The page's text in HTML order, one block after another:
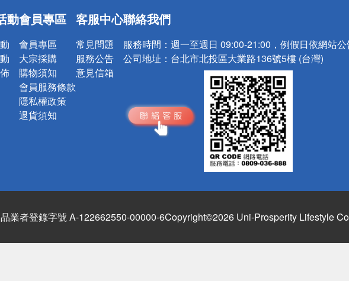
詐騙網頁！請小心！
動會員專區
會員專區
大宗採購
購物須知
會員服務條款
隱私權政策
退貨須知
客服中心
常見問題
服務公告
意見信箱
聯絡我們
服務時間： 週一至週日 09:00-21:00，例假日依網站
公司地址： 台北市北投區大業路136號5樓 (台灣)
業者登錄字號 A-122662550-00000-6Copyright©2026 Uni-Prosperity Lifestyle